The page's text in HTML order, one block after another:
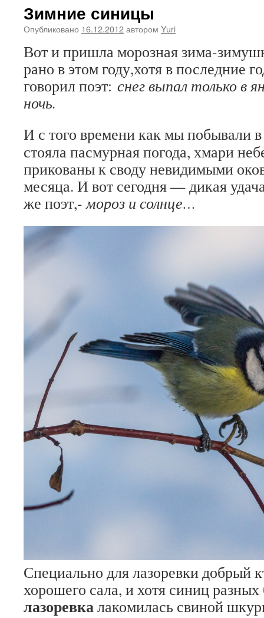
Зимние синицы
Опубликовано 16.12.2012автором Yuri
Вот и пришла морозная зима-
рано в этом году,хотя в последние
говорил поэт: снег выпал только в
ночь.
И с того времени как мы побывали
стояла пасмурная погода, хмари
прикованы к своду невидимыми
месяца. И вот сегодня — дикая
же поэт,-мороз и солнце…
Специально для лазоревки добрый
хорошего сала, и хотя синиц
лазоревкалакомилась свиной